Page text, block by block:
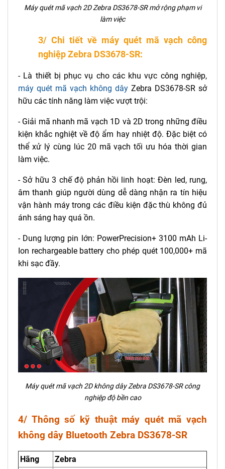
Máy quét mã vạch 2D Zebra DS3678-SR mở rộng phạm vi
làm việc
3/ Chi tiết về máy quét mã vạch công
nghiệp Zebra DS3678-SR:
- Là thiết bị phục vụ cho các khu vực công nghiệp,
máy quét mã vạch không dây Zebra DS3678-SR sở
hữu các tính năng làm việc vượt trội:
- Giải mã nhanh mã vạch 1D và 2D trong những điều
kiện khắc nghiệt về độ ẩm hay nhiệt độ. Đặc biệt có
thể xử lý cùng lúc 20 mã vạch tối ưu hóa thời gian
làm việc.
- Sở hữu 3 chế độ phản hồi linh hoạt: Đèn led, rung,
âm thanh giúp người dùng dễ dàng nhận ra tín hiệu
vận hành máy trong các điều kiện đặc thù không đủ
ánh sáng hay quá ồn.
- Dung lượng pin lớn: PowerPrecision+ 3100 mAh Li-
Ion rechargeable battery cho phép quét 100,000+ mã
khi sạc đầy.
Máy quét mã vạch 2D không dây Zebra DS3678-SR công
nghiệp độ bền cao
4/ Thông số kỹ thuật máy quét mã vạch
không dây Bluetooth Zebra DS3678-SR
Hãng
Zebra